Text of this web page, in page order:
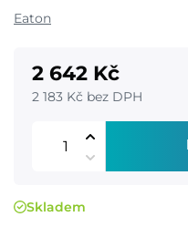
Eaton
2 642 Kč
2 183 Kč bez DPH
Skladem